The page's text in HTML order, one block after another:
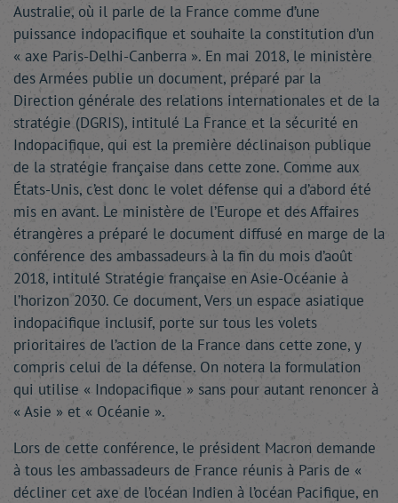
Australie, où il parle de la France comme d’une
puissance indopacifique et souhaite la constitution d’un
« axe Paris-Delhi-Canberra ». En mai 2018, le ministère
des Armées publie un document, préparé par la
Direction générale des relations internationales et de la
stratégie (DGRIS), intitulé La France et la sécurité en
Indopacifique, qui est la première déclinaison publique
de la stratégie française dans cette zone. Comme aux
États-Unis, c’est donc le volet défense qui a d’abord été
mis en avant. Le ministère de l’Europe et des Affaires
étrangères a préparé le document diffusé en marge de la
conférence des ambassadeurs à la fin du mois d’août
2018, intitulé Stratégie française en Asie-Océanie à
l’horizon 2030. Ce document, Vers un espace asiatique
indopacifique inclusif, porte sur tous les volets
prioritaires de l’action de la France dans cette zone, y
compris celui de la défense. On notera la formulation
qui utilise « Indopacifique » sans pour autant renoncer à
« Asie » et « Océanie ».
Lors de cette conférence, le président Macron demande
à tous les ambassadeurs de France réunis à Paris de «
décliner cet axe de l’océan Indien à l’océan Pacifique, en